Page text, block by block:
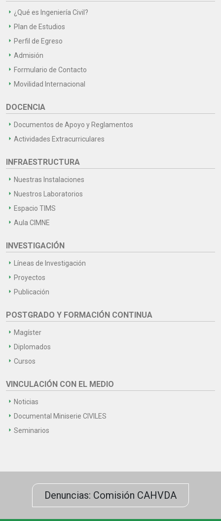
¿Qué es Ingeniería Civil?
Plan de Estudios
Perfil de Egreso
Admisión
Formulario de Contacto
Movilidad Internacional
DOCENCIA
Documentos de Apoyo y Reglamentos
Actividades Extracurriculares
INFRAESTRUCTURA
Nuestras Instalaciones
Nuestros Laboratorios
Espacio TIMS
Aula CIMNE
INVESTIGACIÓN
Líneas de Investigación
Proyectos
Publicación
POSTGRADO Y FORMACIÓN CONTINUA
Magíster
Diplomados
Cursos
VINCULACIÓN CON EL MEDIO
Noticias
Documental Miniserie CIVILES
Seminarios
Denuncias: Comisión CAHVDA